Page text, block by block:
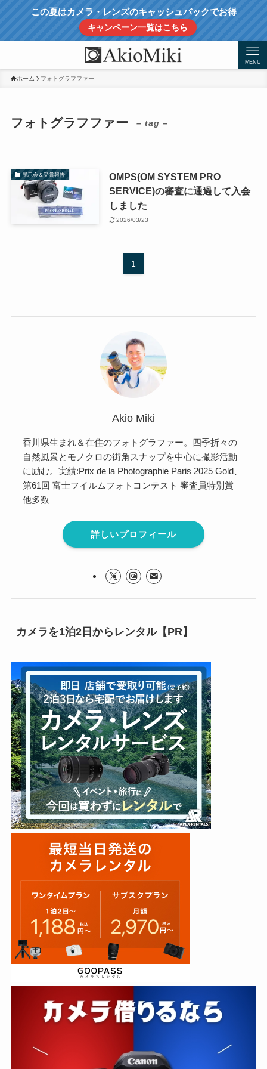
この夏はカメラ・レンズのキャッシュバックでお得
キャンペーン一覧はこちら
MENU
ホーム フォトグラフファー
フォトグラフファー – tag –
展示会＆受賞報告
OMPS(OM SYSTEM PRO
SERVICE)の審査に通過して入会
しました
2026/03/23
1
Akio Miki
香川県生まれ＆在住のフォトグラファー。四季折々の
自然風景とモノクロの街角スナップを中心に撮影活動
に励む。実績:Prix de la Photographie Paris 2025 Gold、
第61回 富士フイルムフォトコンテスト 審査員特別賞
他多数
詳しいプロフィール
カメラを1泊2日からレンタル【PR】